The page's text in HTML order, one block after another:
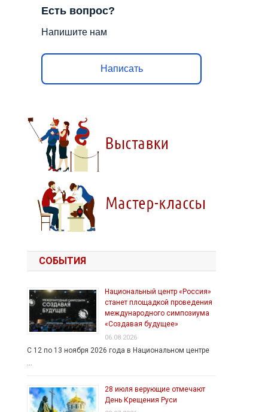
Есть вопрос?
Напишите нам
Написать
СОБЫТИЯ
Национальный центр «Россия»
станет площадкой проведения
международного симпозиума
«Создавая будущее»
06.08.2026
С 12 по 13 ноября 2026 года в Национальном центре
28 июля верующие отмечают
День Крещения Руси